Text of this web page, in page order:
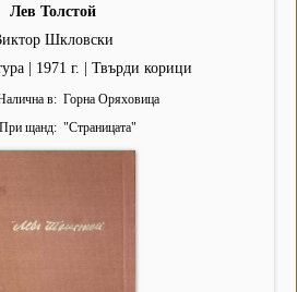
Лев Толстой
Шкловски
| 1971 г. | Твърди корици
в
Горна Оряховица
При щанд
"Страницата"